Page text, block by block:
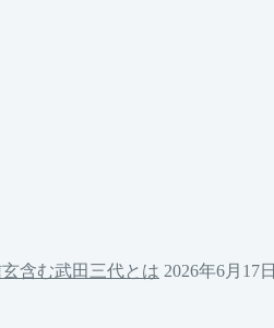
含む武田三代とは 2026年6月17日